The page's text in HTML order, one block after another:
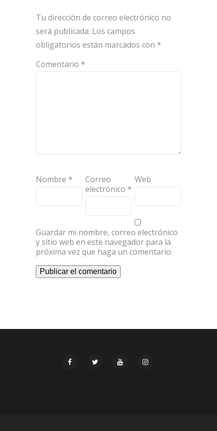
Tu dirección de correo electrónico no
será publicada. Los campos
obligatorios están marcados con *
Comentario *
Nombre *
Correo
electrónico *
Web
Guardar mi nombre, correo electrónico
y sitio web en este navegador para la
próxima vez que haga un comentario.